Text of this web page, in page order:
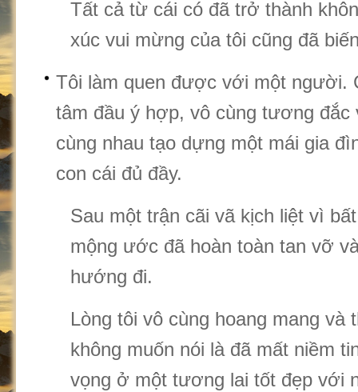
Tất cả từ cái có đã trở thành
xúc vui mừng của tôi cũng đã
Tôi làm quen được với một người.
tâm đầu ý hợp, vô cùng tương đắc
cùng nhau tạo dựng một mái gia
con cái đủ đầy.
Sau một trận cãi vã kịch liệt vì
mộng ước đã hoàn toàn tan vỡ
hướng đi.
Lòng tôi vô cùng hoang mang và
không muốn nói là đã mất niềm
vọng ở một tương lai tốt đẹp với